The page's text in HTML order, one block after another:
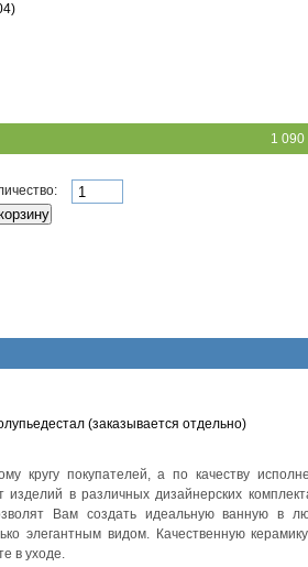
1 090
(заказывается отдельно)
кругу покупателей, а по качеству
в различных дизайнерских
Вам создать идеальную ванную в
элегантным видом. Качественную
в уходе.